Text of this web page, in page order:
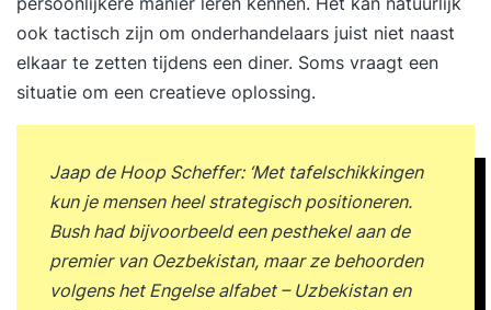
ook tactisch zijn om onderhandelaars juist niet naast
elkaar te zetten tijdens een diner. Soms vraagt een
situatie om een creatieve oplossing.
Jaap de Hoop Scheffer: ‘Met tafelschikkingen
kun je mensen heel strategisch positioneren.
Bush had bijvoorbeeld een pesthekel aan de
premier van Oezbekistan, maar ze behoorden
volgens het Engelse alfabet – Uzbekistan en